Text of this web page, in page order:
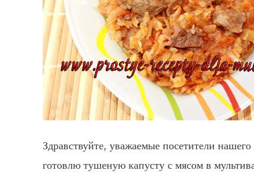
Здравствуйте, уважаемые посетители
готовлю тушеную капусту с мясом в